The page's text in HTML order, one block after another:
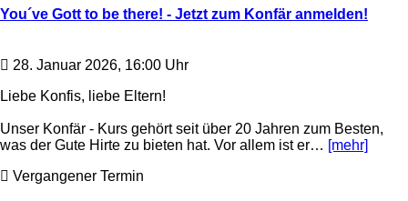
You´ve Gott to be there! - Jetzt zum Konfär anmelden!
28. Januar 2026, 16:00 Uhr
Liebe Konfis, liebe Eltern!
Unser Konfär - Kurs gehört seit über 20 Jahren zum Besten,
was der Gute Hirte zu bieten hat. Vor allem ist er… [mehr]
Vergangener Termin